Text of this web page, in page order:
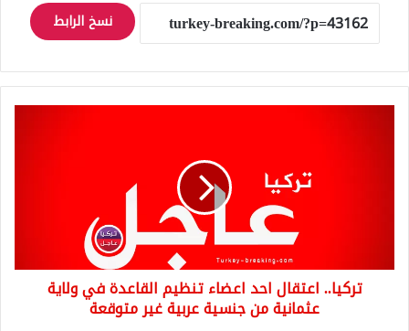
نسخ الرابط
عثمانية
تركيا.. اعتقال احد اعضاء تنظيم القاعدة في ولاية
عثمانية من جنسية عربية غير متوقعة